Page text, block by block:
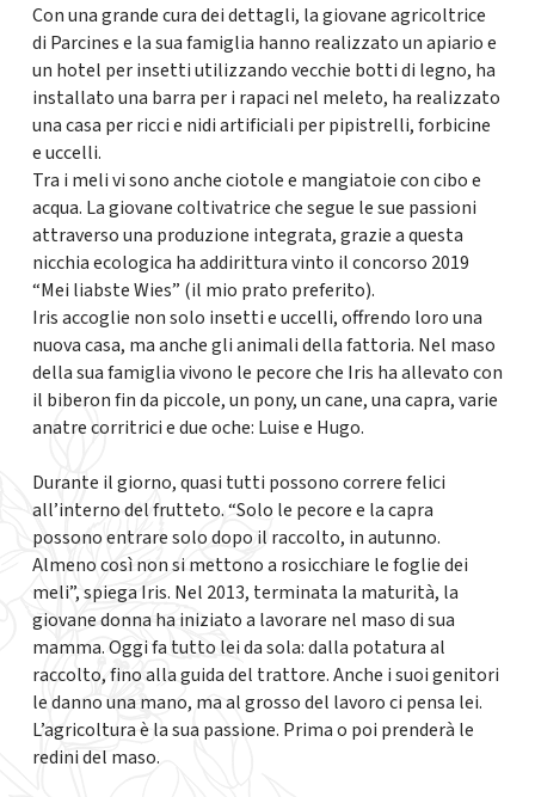
Con una grande cura dei dettagli, la giovane agricoltrice
di Parcines e la sua famiglia hanno realizzato un apiario e
un hotel per insetti utilizzando vecchie botti di legno, ha
installato una barra per i rapaci nel meleto, ha realizzato
una casa per ricci e nidi artificiali per pipistrelli, forbicine
e uccelli.
Tra i meli vi sono anche ciotole e mangiatoie con cibo e
acqua. La giovane coltivatrice che segue le sue passioni
attraverso una produzione integrata, grazie a questa
nicchia ecologica ha addirittura vinto il concorso 2019
“Mei liabste Wies” (il mio prato preferito).
Iris accoglie non solo insetti e uccelli, offrendo loro una
nuova casa, ma anche gli animali della fattoria. Nel maso
della sua famiglia vivono le pecore che Iris ha allevato con
il biberon fin da piccole, un pony, un cane, una capra, varie
anatre corritrici e due oche: Luise e Hugo.
Durante il giorno, quasi tutti possono correre felici
all’interno del frutteto. “Solo le pecore e la capra
possono entrare solo dopo il raccolto, in autunno.
Almeno così non si mettono a rosicchiare le foglie dei
meli”, spiega Iris. Nel 2013, terminata la maturità, la
giovane donna ha iniziato a lavorare nel maso di sua
mamma. Oggi fa tutto lei da sola: dalla potatura al
raccolto, fino alla guida del trattore. Anche i suoi genitori
le danno una mano, ma al grosso del lavoro ci pensa lei.
L’agricoltura è la sua passione. Prima o poi prenderà le
redini del maso.